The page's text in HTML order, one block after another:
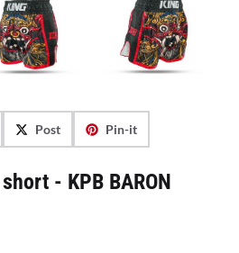
Post Pin-it
- KPB BARON